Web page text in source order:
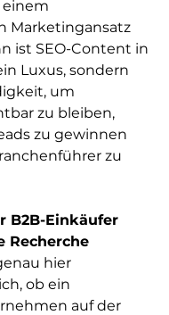
einem
Marketingansatz
ist SEO-Content in
Luxus, sondern
um
zu bleiben,
zu gewinnen
zu
B2B-Einkäufer
Recherche
hier
ob ein
auf der